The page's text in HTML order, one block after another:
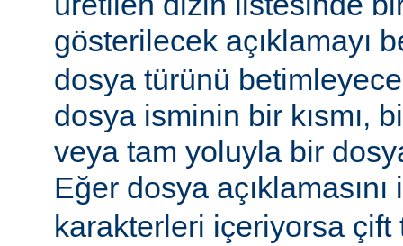
gösterilecek açıklamayı
dosya türünü
dosya isminin bir kısmı,
veya tam yoluyla bir
Eğer dosya
karakterleri içeriyorsa çift